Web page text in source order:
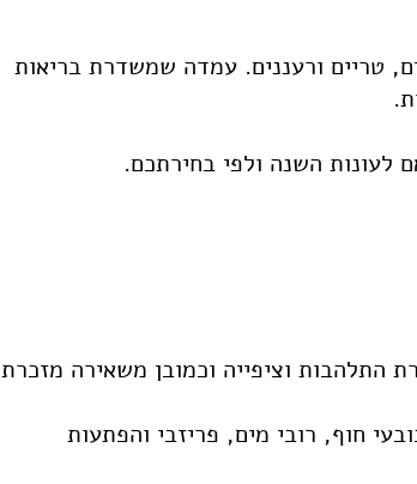
טריים ורעננים. עמדה שמשדרת בריאות
לעונות השנה ולפי בחירתכם.
התלהבות וציפייה וכמובן משאירה מזכרת
חוף, רובי מים, פריזבי והפתעות